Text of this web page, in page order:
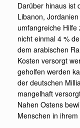
Darüber hinaus ist
Libanon,
umfangreiche Hilfe
nicht einmal 4 %
dem arabischen
Kosten versorgt
geholfen werden
der deutschen
mangelhaft
Nahen Ostens
Menschen in